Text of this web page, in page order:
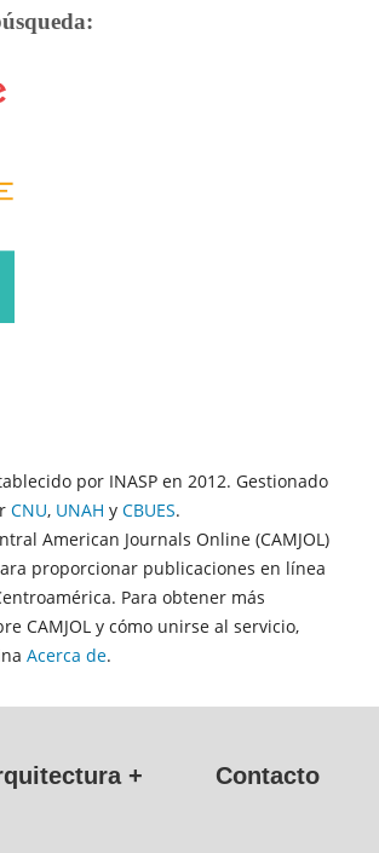
por INASP en 2012. Gestionado
CNU, UNAH y CBUES.
American Journals Online (CAMJOL)
proporcionar publicaciones en línea
Para obtener más
CAMJOL y cómo unirse al servicio,
Acerca de.
+ Contacto